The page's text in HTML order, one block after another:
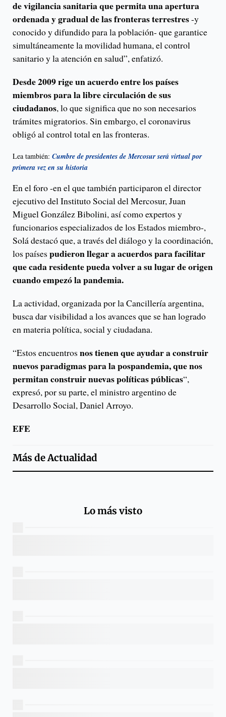
de vigilancia sanitaria que permita una apertura
ordenada y gradual de las fronteras terrestres-y
conocido y difundido para la población- que garantice
simultáneamente la movilidad humana, el control
sanitario y la atención en salud”, enfatizó.
Desde 2009 rige un acuerdo entre los países
miembros para la libre circulación de sus
ciudadanos, lo que significa que no son necesarios
trámites migratorios. Sin embargo, el coronavirus
obligó al control total en las fronteras.
Lea también: Cumbre de presidentes de Mercosur será virtual por
primera vez en su historia
En el foro -en el que también participaron el director
ejecutivo del Instituto Social del Mercosur, Juan
Miguel González Bibolini, así como expertos y
funcionarios especializados de los Estados miembro-,
Solá destacó que, a través del diálogo y la coordinación,
los países pudieron llegar a acuerdos para facilitar
que cada residente pueda volver a su lugar de origen
cuando empezó la pandemia.
La actividad, organizada por la Cancillería argentina,
busca dar visibilidad a los avances que se han logrado
en materia política, social y ciudadana.
“Estos encuentros nos tienen que ayudar a construir
nuevos paradigmas para la pospandemia, que nos
permitan construir nuevas políticas públicas“,
expresó, por su parte, el ministro argentino de
Desarrollo Social, Daniel Arroyo.
EFE
Más deActualidad
Lo más visto